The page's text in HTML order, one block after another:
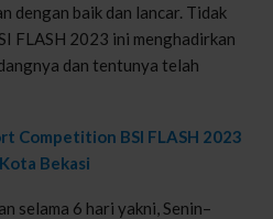
dengan baik dan lancar. Tidak
FLASH 2023 ini menghadirkan
dan tentunya telah
Competition BSI FLASH 2023
Bekasi
selama 6 hari yakni, Senin–